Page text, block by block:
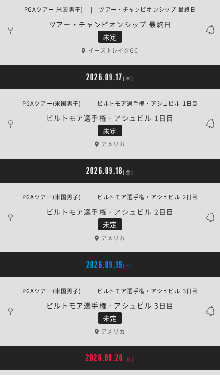
未定
ツアー・チャンピオンシップ 最終日
PGAツアー(米国男子) | ツアー・チャンピオンシップ 最終日
イーストレイクGC
2026.09.17 [木]
未定
ビルトモア選手権・アシュビル 1日目
PGAツアー(米国男子) | ビルトモア選手権・アシュビル 1日目
アメリカ
2026.09.18 [金]
未定
ビルトモア選手権・アシュビル 2日目
PGAツアー(米国男子) | ビルトモア選手権・アシュビル 2日目
アメリカ
2026.09.19 [土]
未定
ビルトモア選手権・アシュビル 3日目
PGAツアー(米国男子) | ビルトモア選手権・アシュビル 3日目
アメリカ
2026.09.20 [日]